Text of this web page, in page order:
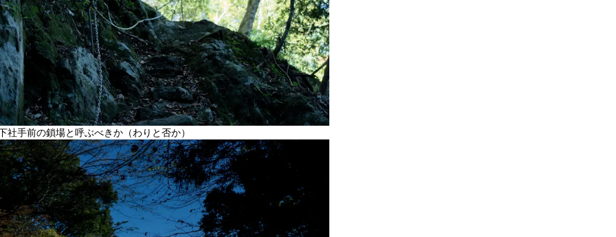
社手前の鎖場と呼ぶべきか（わりと否か）